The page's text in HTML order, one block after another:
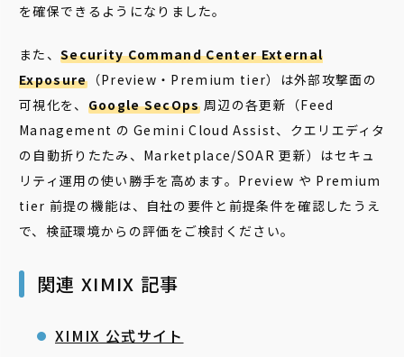
を確保できるようになりました。
また、 Security Command Center External
Exposure（Preview・Premium tier）は外部攻撃面の
可視化を、 Google SecOps周辺の各更新（Feed
Management の Gemini Cloud Assist、クエリエディタ
の自動折りたたみ、Marketplace/SOAR 更新）はセキュ
リティ運用の使い勝手を高めます。Preview や Premium
tier 前提の機能は、自社の要件と前提条件を確認したうえ
で、検証環境からの評価をご検討ください。
関連 XIMIX 記事
XIMIX 公式サイト